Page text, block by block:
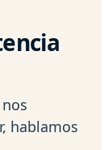
hablamos